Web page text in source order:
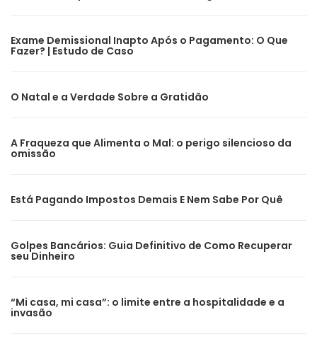
Exame Demissional Inapto Após o Pagamento: O Que
Fazer? | Estudo de Caso
O Natal e a Verdade Sobre a Gratidão
A Fraqueza que Alimenta o Mal: o perigo silencioso da
omissão
Está Pagando Impostos Demais E Nem Sabe Por Quê
Golpes Bancários: Guia Definitivo de Como Recuperar
seu Dinheiro
“Mi casa, mi casa”: o limite entre a hospitalidade e a
invasão